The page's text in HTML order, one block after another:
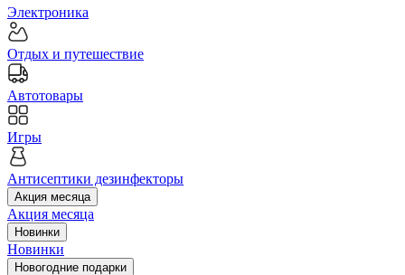
Электроника
Отдых и путешествие
Автотовары
Игры
Антисептики дезинфекторы
Акция месяца
Акция месяца
Новинки
Новинки
Новогодние подарки